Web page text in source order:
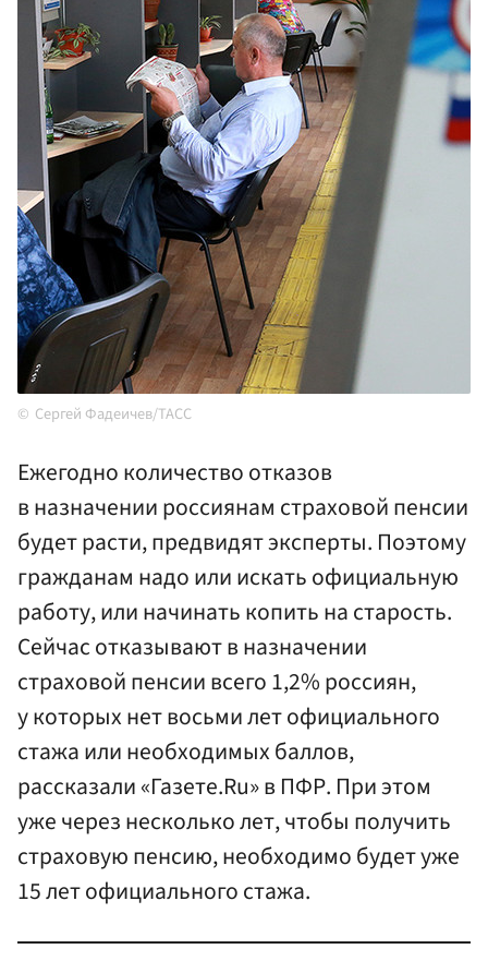
Сергей Фадеичев/ТАСС
Ежегодно количество отказов
в назначении россиянам страховой пенсии
будет расти, предвидят эксперты. Поэтому
гражданам надо или искать официальную
работу, или начинать копить на старость.
Сейчас отказывают в назначении
страховой пенсии всего 1,2% россиян,
у которых нет восьми лет официального
стажа или необходимых баллов,
рассказали «Газете.Ru» в ПФР. При этом
уже через несколько лет, чтобы получить
страховую пенсию, необходимо будет уже
15 лет официального стажа.